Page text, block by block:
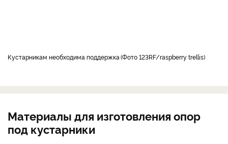
кустарникам необходима поддержка Фото 123RF/raspberry trellis
Материалы для изготовления опор
под кустарники